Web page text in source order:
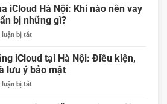
iCloud
iPhone
Hà
Nội:
trình
rõ
cho
iCloud Hà Nội: Khi nào nên vay
bị những gì?
luận bị tắtở
tiền
qua
iCloud
Hà
iCloud tại Hà Nội: Điều kiện,
lưu ý bảo mật
luận bị tắtở